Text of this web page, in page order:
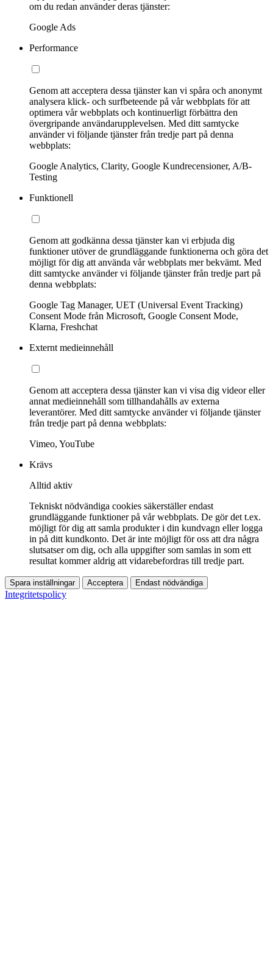
om du redan använder deras tjänster:
Google Ads
Performance
Genom att acceptera dessa tjänster kan vi spåra och anonymt
analysera klick- och surfbeteende på vår webbplats för att
optimera vår webbplats och kontinuerligt förbättra den
övergripande användarupplevelsen. Med ditt samtycke
använder vi följande tjänster från tredje part på denna
webbplats:
Google Analytics, Clarity, Google Kundrecensioner, A/B-
Testing
Funktionell
Genom att godkänna dessa tjänster kan vi erbjuda dig
funktioner utöver de grundläggande funktionerna och göra det
möjligt för dig att använda vår webbplats mer bekvämt. Med
ditt samtycke använder vi följande tjänster från tredje part på
denna webbplats:
Google Tag Manager, UET (Universal Event Tracking)
Consent Mode från Microsoft, Google Consent Mode,
Klarna, Freshchat
Externt medieinnehåll
Genom att acceptera dessa tjänster kan vi visa dig videor eller
annat medieinnehåll som tillhandahålls av externa
leverantörer. Med ditt samtycke använder vi följande tjänster
från tredje part på denna webbplats:
Vimeo, YouTube
Krävs
Alltid aktiv
Tekniskt nödvändiga cookies säkerställer endast
grundläggande funktioner på vår webbplats. De gör det t.ex.
möjligt för dig att samla produkter i din kundvagn eller logga
in på ditt kundkonto. Det är inte möjligt för oss att dra några
slutsatser om dig, och alla uppgifter som samlas in som ett
resultat kommer aldrig att vidarebefordras till tredje part.
Spara inställningar Acceptera Endast nödvändiga
Integritetspolicy